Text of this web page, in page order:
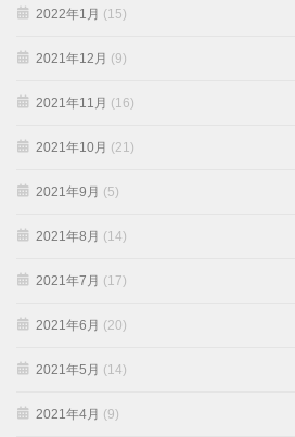
2022年1月 (15)
2021年12月 (9)
2021年11月 (16)
2021年10月 (21)
2021年9月 (5)
2021年8月 (14)
2021年7月 (17)
2021年6月 (20)
2021年5月 (14)
2021年4月 (9)